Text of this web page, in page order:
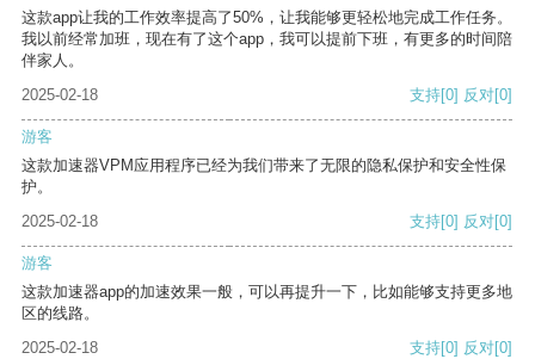
这款app让我的工作效率提高了50%，让我能够更轻松地完成工作任务。
我以前经常加班，现在有了这个app，我可以提前下班，有更多的时间陪
伴家人。
2025-02-18
支持[0] 反对[0]
游客
这款加速器VPM应用程序已经为我们带来了无限的隐私保护和安全性保
护。
2025-02-18
支持[0] 反对[0]
游客
这款加速器app的加速效果一般，可以再提升一下，比如能够支持更多地
区的线路。
2025-02-18
支持[0] 反对[0]